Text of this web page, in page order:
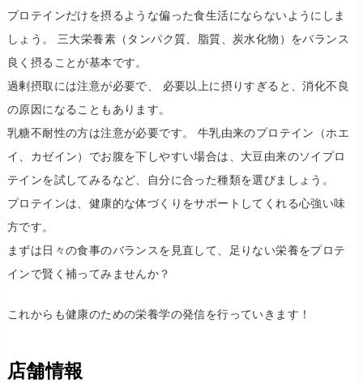
​プロテインだけを摂るような偏った食生活にならないようにしま
しょう。 三大栄養素（タンパク質、脂質、炭水化物）をバランス
良く摂ることが基本です。
​過剰摂取には注意が必要で、 必要以上に摂りすぎると、消化不良
の原因になることもあります。
​乳糖不耐性の方は注意が必要です。 牛乳由来のプロテイン（ホエ
イ、カゼイン）でお腹を下しやすい場合は、大豆由来のソイプロ
テインを試してみるなど、自分に合った種類を選びましょう。
​プロテインは、健康的な体づくりをサポートしてくれる心強い味
方です。
まずは日々の食事のバランスを見直して、足りない栄養をプロテ
インで賢く補ってみませんか？
これからも健康のための栄養学の発信を行っていきます！
店舗情報